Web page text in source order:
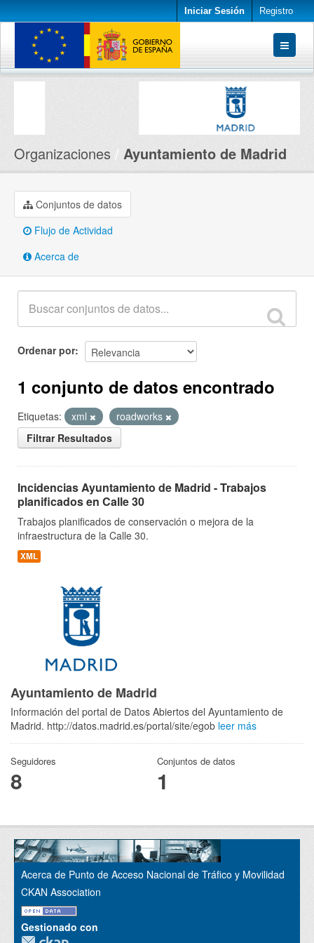
Iniciar Sesión Registro
Conjuntos de datos
Organizaciones Ayuntamiento de Madrid
Conjuntos de datos
Flujo de Actividad
Acerca de
Ordenar por
1 conjunto de datos encontrado
Etiquetas: xml
roadworks
Filtrar Resultados
Incidencias Ayuntamiento de Madrid - Trabajos
planificados en Calle 30
Trabajos planificados de conservación o mejora de la
infraestructura de la Calle 30.
XML
Ayuntamiento de Madrid
Información del portal de Datos Abiertos del Ayuntamiento de
Madrid. http://datos.madrid.es/portal/site/egob leer más
Seguidores
8
Conjuntos de datos
1
Acerca de Punto de Acceso Nacional de Tráfico y Movilidad
CKAN Association
Gestionado con